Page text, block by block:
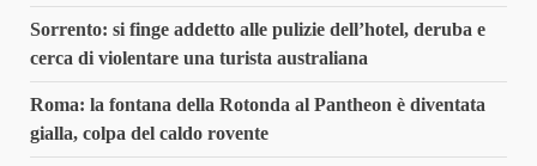
Sorrento: si finge addetto alle pulizie dell’hotel, deruba e
cerca di violentare una turista australiana
Roma: la fontana della Rotonda al Pantheon è diventata
gialla, colpa del caldo rovente